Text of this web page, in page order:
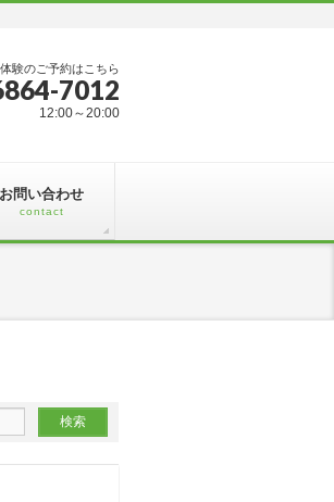
体験のご予約はこちら
7012
12:00～20:00
お問い合わせ
contact